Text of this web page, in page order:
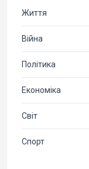
Життя
Війна
Політика
Економіка
Світ
Спорт